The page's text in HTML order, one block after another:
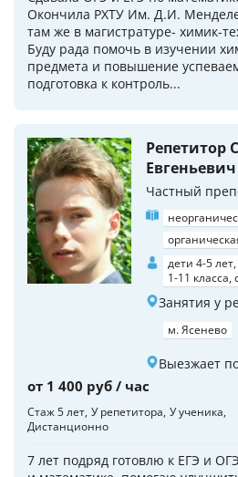
Окончила РХТУ Им. Д.И.
там же в магистратуре- химик-
Буду рада помочь в изучении
предмета и повышение
подготовка к контроль...
Репетитор
Евгеньевич
Частный
дети 4-5
1-11 класса,
Занятия у
м. Ясенево
Выезжает
от 1 400 руб / час
Стаж 5 лет У репетитора У ученика
Дистанционно
7 лет подряд готовлю к ЕГЭ и